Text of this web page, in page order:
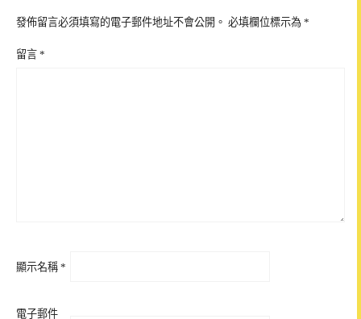
發佈留言必須填寫的電子郵件地址不會公開。 必填欄位標示為 *
留言 *
顯示名稱 *
電子郵件